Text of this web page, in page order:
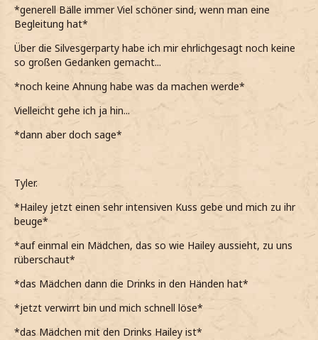
*generell Bälle immer Viel schöner sind, wenn man eine
Begleitung hat*
Über die Silvesgerparty habe ich mir ehrlichgesagt noch keine
so großen Gedanken gemacht...
*noch keine Ahnung habe was da machen werde*
Vielleicht gehe ich ja hin...
*dann aber doch sage*
Tyler.
*Hailey jetzt einen sehr intensiven Kuss gebe und mich zu ihr
beuge*
*auf einmal ein Mädchen, das so wie Hailey aussieht, zu uns
rüberschaut*
*das Mädchen dann die Drinks in den Händen hat*
*jetzt verwirrt bin und mich schnell löse*
*das Mädchen mit den Drinks Hailey ist*